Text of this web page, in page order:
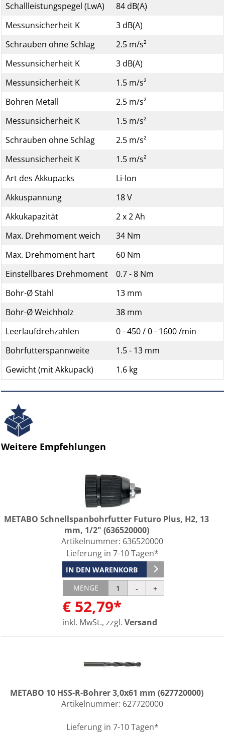
Schallleistungspegel (LwA)
84 dB(A)
Messunsicherheit K
3 dB(A)
Schrauben ohne Schlag
2.5 m/s²
Messunsicherheit K
3 dB(A)
Messunsicherheit K
1.5 m/s²
Bohren Metall
2.5 m/s²
Messunsicherheit K
1.5 m/s²
Schrauben ohne Schlag
2.5 m/s²
Messunsicherheit K
1.5 m/s²
Art des Akkupacks
Li-Ion
Akkuspannung
18 V
Akkukapazität
2 x 2 Ah
Max. Drehmoment weich
34 Nm
Max. Drehmoment hart
60 Nm
Einstellbares Drehmoment
0.7 - 8 Nm
Bohr-Ø Stahl
13 mm
Bohr-Ø Weichholz
38 mm
Leerlaufdrehzahlen
0 - 450 / 0 - 1600 /min
Bohrfutterspannweite
1.5 - 13 mm
Gewicht (mit Akkupack)
1.6 kg
Weitere Empfehlungen
METABO Schnellspanbohrfutter Futuro Plus, H2, 13
mm, 1/2" (636520000)
Artikelnummer: 636520000
Lieferung in 7-10 Tagen*
IN DEN WARENKORB
MENGE
€ 52,79*
inkl. MwSt., zzgl. Versand
METABO 10 HSS-R-Bohrer 3,0x61 mm (627720000)
Artikelnummer: 627720000
Lieferung in 7-10 Tagen*